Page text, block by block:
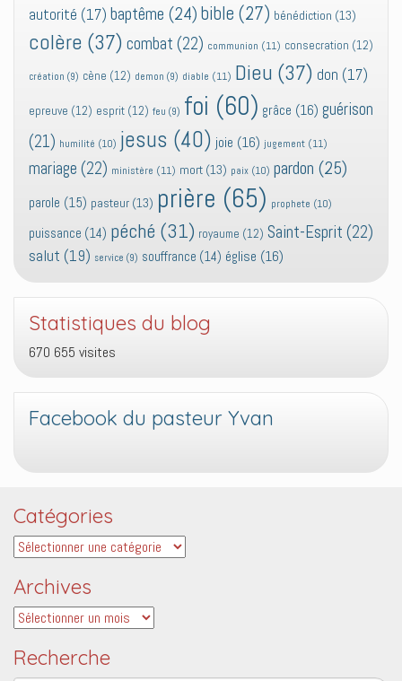
autorité (17) baptême (24) bible (27) bénédiction (13)
colère (37) combat (22) communion (11) consecration (12)
création (9) cène (12) demon (9) diable (11) Dieu (37) don (17)
epreuve (12) esprit (12) feu (9) foi (60) grâce (16) guérison
(21) humilité (10) jesus (40) joie (16) jugement (11)
mariage (22) ministère (11) mort (13) paix (10) pardon (25)
parole (15) pasteur (13) prière (65) prophete (10)
puissance (14) péché (31) royaume (12) Saint-Esprit (22)
salut (19) service (9) souffrance (14) église (16)
Statistiques du blog
670 655 visites
Facebook du pasteur Yvan
Catégories
Catégories
Archives
Archives
Recherche